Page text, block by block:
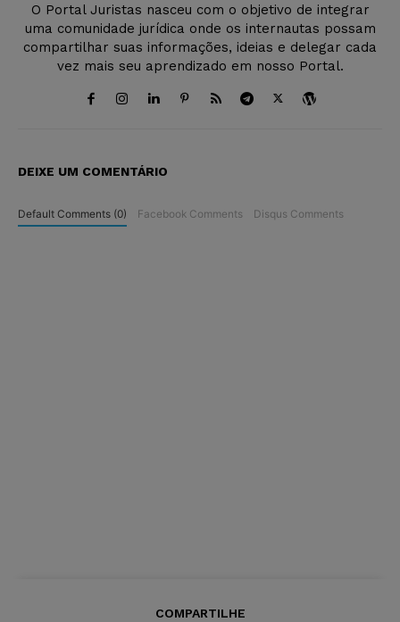
O Portal Juristas nasceu com o objetivo de integrar
uma comunidade jurídica onde os internautas possam
compartilhar suas informações, ideias e delegar cada
vez mais seu aprendizado em nosso Portal.
DEIXE UM COMENTÁRIO
Default Comments (0) Facebook Comments Disqus Comments
COMPARTILHE